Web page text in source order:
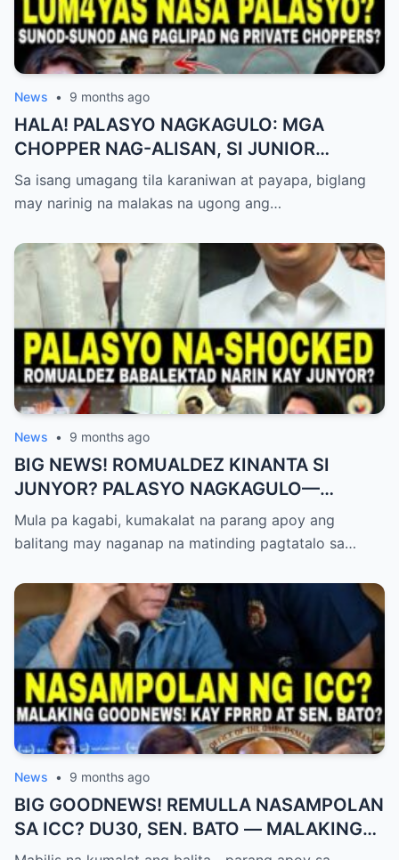
News • 9 months ago
HALA! PALASYO NAGKAGULO: MGA
CHOPPER NAG-ALISAN, SI JUNIOR
NAGHAHAKOT?!
Sa isang umagang tila karaniwan at payapa, biglang
may narinig na malakas na ugong ang…
News • 9 months ago
BIG NEWS! ROMUALDEZ KINANTA SI
JUNYOR? PALASYO NAGKAGULO—
OMBUDSMAN NA-SHOCKED?
Mula pa kagabi, kumakalat na parang apoy ang
balitang may naganap na matinding pagtatalo sa…
News • 9 months ago
BIG GOODNEWS! REMULLA NASAMPOLAN
SA ICC? DU30, SEN. BATO — MALAKING
PASABOG! “INTERIM RELEASE,” TOTOO